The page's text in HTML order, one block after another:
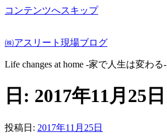
コンテンツへスキップ
㈱アスリート現場ブログ
Life changes at home -家で人生は変わる-
日: 2017年11月25日
投稿日: 2017年11月25日